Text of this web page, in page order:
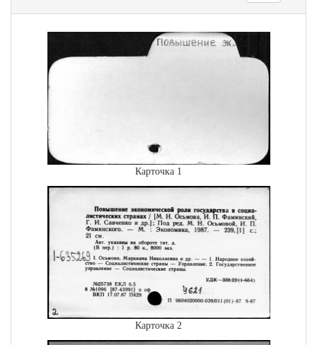
Карточка 1
Карточка 2